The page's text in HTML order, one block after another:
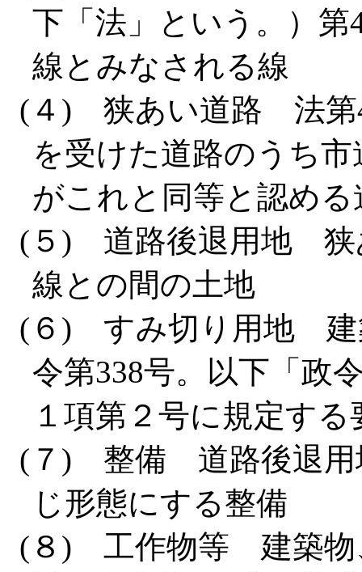
下「法」という。）
線とみなされる線
(４) 狭あい道路 法第
を受けた道路のうち
がこれと同等と認める
(５) 道路後退用地 狭
線との間の土地
(６) すみ切り用地 建
令第338号。以下「政
１項第２号に規定す
(７) 整備 道路後退用
じ形態にする整備
(８) 工作物等 建築物